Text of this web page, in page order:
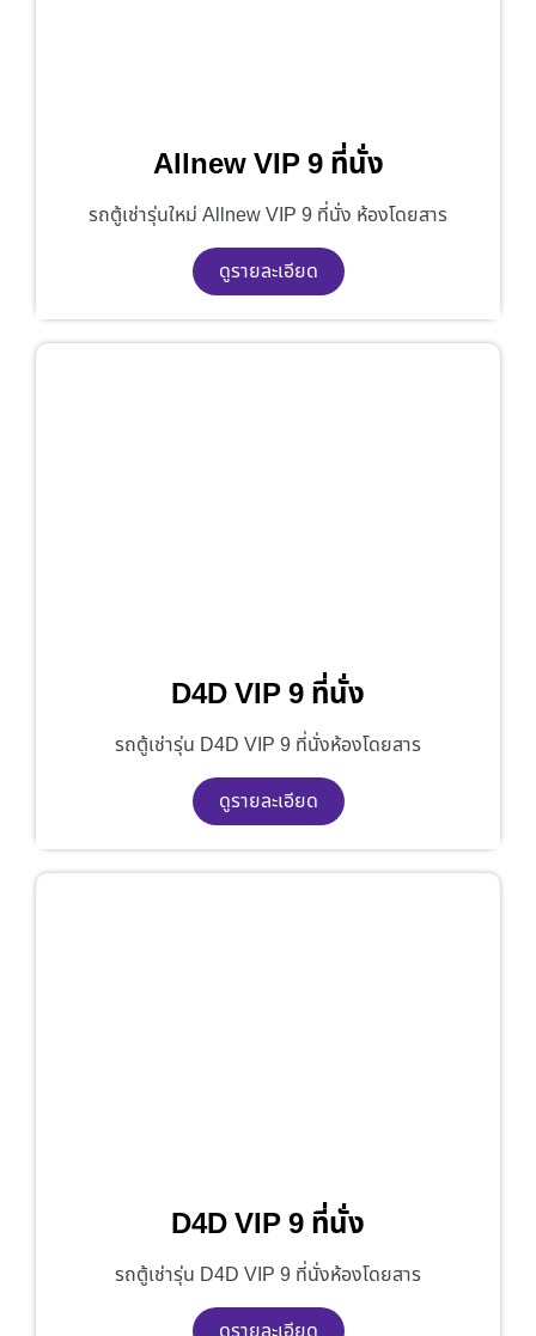
Allnew VIP 9 ที่นั่ง
รถตู้เช่ารุ่นใหม่ Allnew VIP 9 ที่นั่ง ห้องโดยสาร
ดูรายละเอียด
D4D VIP 9 ที่นั่ง
รถตู้เช่ารุ่น D4D VIP 9 ที่นั่งห้องโดยสาร
ดูรายละเอียด
D4D VIP 9 ที่นั่ง
รถตู้เช่ารุ่น D4D VIP 9 ที่นั่งห้องโดยสาร